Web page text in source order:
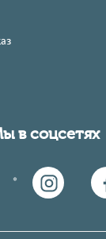
в соцсетях
*